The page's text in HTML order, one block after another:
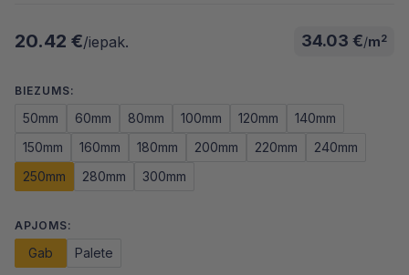
20.42 €/iepak. 34.03 €/m2
BIEZUMS:
50mm 60mm 80mm 100mm 120mm
140mm
150mm
160mm 180mm 200mm 220mm
240mm
250mm
280mm 300mm
APJOMS:
Gab Palete